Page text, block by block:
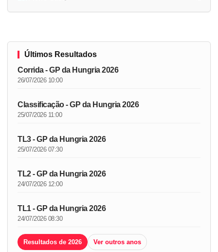
Últimos Resultados
Corrida - GP da Hungria 2026
26/07/2026 10:00
Classificação - GP da Hungria 2026
25/07/2026 11:00
TL3 - GP da Hungria 2026
25/07/2026 07:30
TL2 - GP da Hungria 2026
24/07/2026 12:00
TL1 - GP da Hungria 2026
24/07/2026 08:30
Resultados de 2026 Ver outros anos